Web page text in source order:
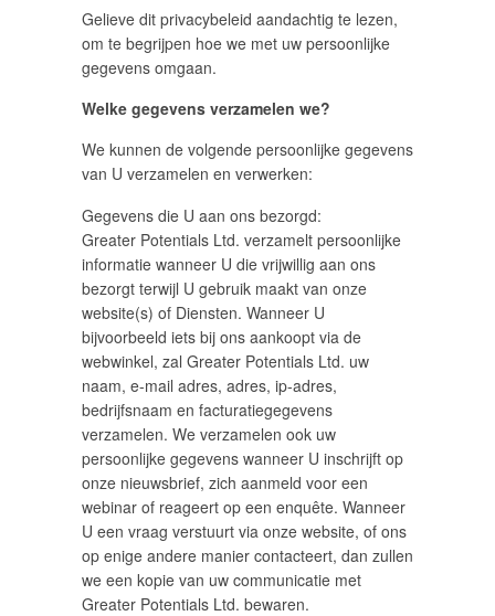
Gelieve dit privacybeleid aandachtig te lezen,
om te begrijpen hoe we met uw persoonlijke
gegevens omgaan.
Welke gegevens verzamelen we?
We kunnen de volgende persoonlijke gegevens
van U verzamelen en verwerken:
Gegevens die U aan ons bezorgd:
Greater Potentials Ltd. verzamelt persoonlijke
informatie wanneer U die vrijwillig aan ons
bezorgt terwijl U gebruik maakt van onze
website(s) of Diensten. Wanneer U
bijvoorbeeld iets bij ons aankoopt via de
webwinkel, zal Greater Potentials Ltd. uw
naam, e-mail adres, adres, ip-adres,
bedrijfsnaam en facturatiegegevens
verzamelen. We verzamelen ook uw
persoonlijke gegevens wanneer U inschrijft op
onze nieuwsbrief, zich aanmeld voor een
webinar of reageert op een enquête. Wanneer
U een vraag verstuurt via onze website, of ons
op enige andere manier contacteert, dan zullen
we een kopie van uw communicatie met
Greater Potentials Ltd. bewaren.